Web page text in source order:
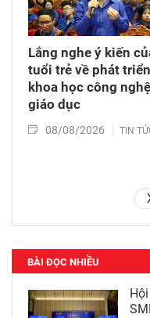
Lắng nghe ý kiến
tuổi trẻ về phát triển
khoa học công
giáo dục
08/08/2026 TIN
BÀI ĐỌC NHIỀU